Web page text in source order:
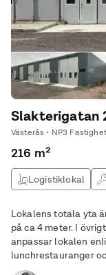
Slakterigatan
Västerås • NP3
216 m²
Logistiklokal
Lokalens totala yta är ca 216 kvadratmeter
på ca 4 meter. I
anpassar lokalen enligt ert
lunchrestauranger